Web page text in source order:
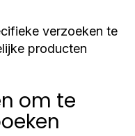
verzoeken te
producten
om te